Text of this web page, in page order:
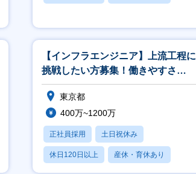
【インフラエンジニア】上流工程に
挑戦したい方募集！働きやすさ
◎【年間休日127日／初年度有休16
日】東京都
400万~1200万
正社員採用 土日祝休み
休日120日以上 産休・育休あり